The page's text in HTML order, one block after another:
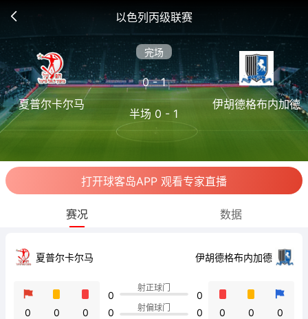
以色列丙级联赛
夏普尔卡尔马
完场
0 - 1
半场 0 - 1
伊胡德格布内加德
打开球客岛APP 观看专家直播
赛况 数据
夏普尔卡尔马 伊胡德格布内加德
0 0 0
0
0
射正球门
射偏球门
0
0
0 0 0